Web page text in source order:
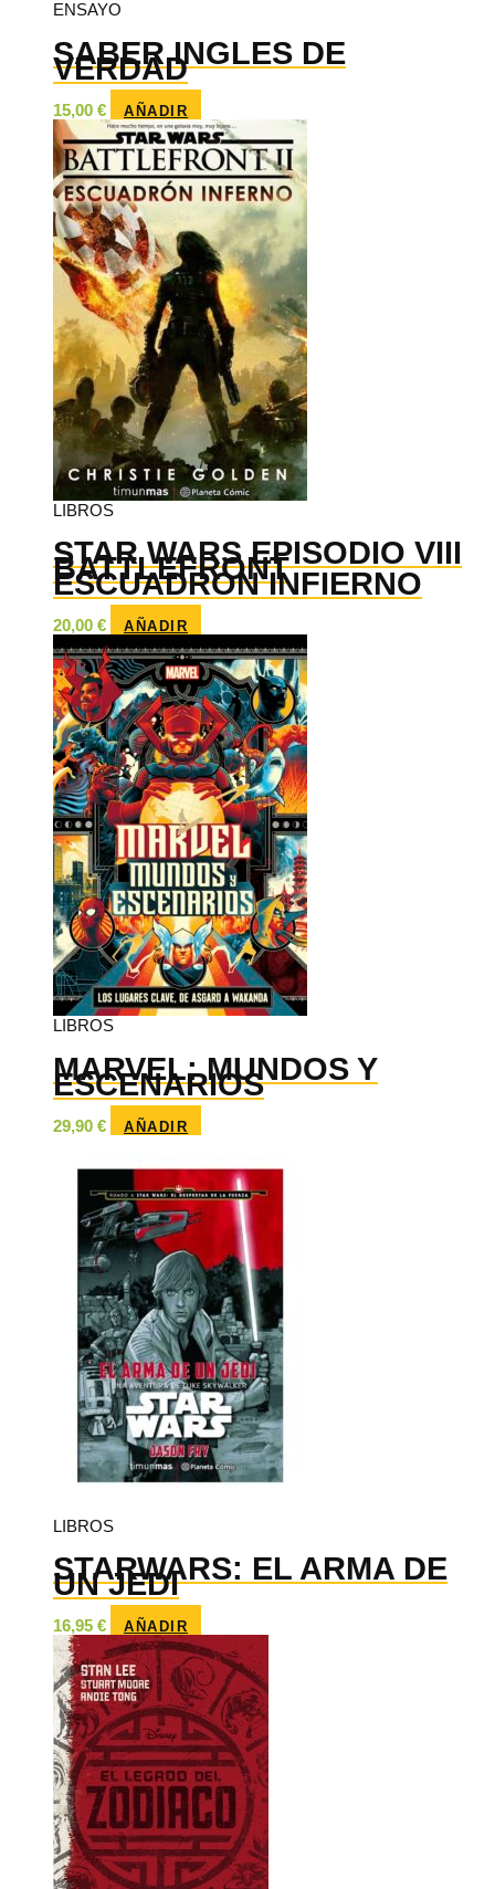
ENSAYO
SABER INGLES DE
VERDAD
15,00 € AÑADIR
LIBROS
STAR WARS EPISODIO VIII
BATTLEFRONT
ESCUADRON INFIERNO
20,00 € AÑADIR
LIBROS
MARVEL: MUNDOS Y
ESCENARIOS
29,90 € AÑADIR
LIBROS
STARWARS: EL ARMA DE
UN JEDI
16,95 € AÑADIR